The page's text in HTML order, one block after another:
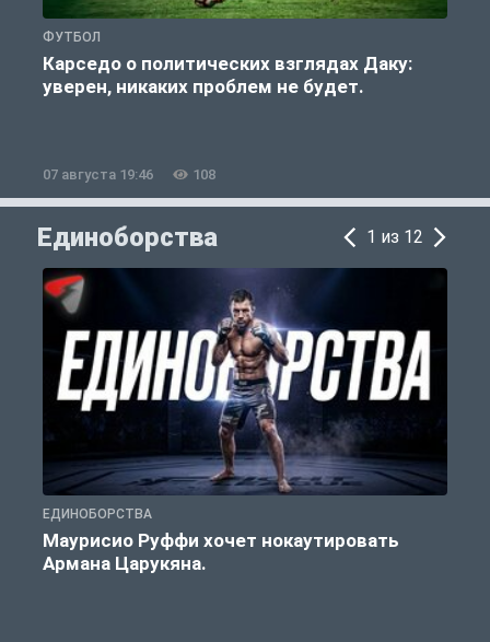
ФУТБОЛ
Карседо о политических взглядах Даку:
уверен, никаких проблем не будет.
07 августа 19:46 108
Единоборства 1 из 12
ЕДИНОБОРСТВА
Маурисио Руффи хочет нокаутировать
Армана Царукяна.